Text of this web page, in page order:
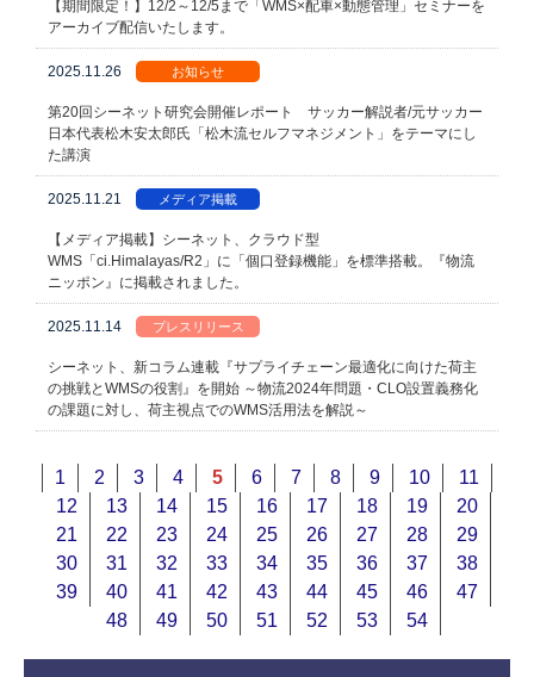
【期間限定！】12/2～12/5まで「WMS×配車×動態管理」セミナーを
アーカイブ配信いたします。
2025.11.26 お知らせ
第20回シーネット研究会開催レポート サッカー解説者/元サッカー
日本代表松木安太郎氏「松木流セルフマネジメント」をテーマにし
た講演
2025.11.21 メディア掲載
【メディア掲載】シーネット、クラウド型
WMS「ci.Himalayas/R2」に「個口登録機能」を標準搭載。『物流
ニッポン』に掲載されました。
2025.11.14 プレスリリース
シーネット、新コラム連載『サプライチェーン最適化に向けた荷主
の挑戦とWMSの役割』を開始 ～物流2024年問題・CLO設置義務化
の課題に対し、荷主視点でのWMS活用法を解説～
1 2 3 4 5 6 7 8 9 10
11
12
13 14 15 16 17 18 19
20
21
22 23 24 25 26 27 28
29
30
31 32 33 34 35 36 37
38
39
40 41 42 43 44 45 46
47
48
49 50 51 52 53 54